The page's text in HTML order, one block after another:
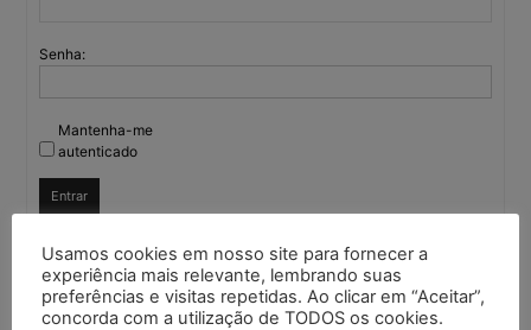
Senha:
Mantenha-me
autenticado
Entrar
Continuar comGoogle
Usamos cookies em nosso site para fornecer a
experiência mais relevante, lembrando suas
preferências e visitas repetidas. Ao clicar em “Aceitar”,
concorda com a utilização de TODOS os cookies.